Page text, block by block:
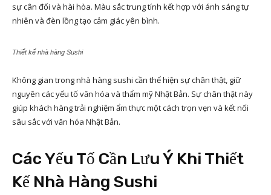
sự cân đối và hài hòa. Màu sắc trung tính kết hợp với ánh sáng tự
nhiên và đèn lồng tạo cảm giác yên bình.
Thiết kế nhà hàng Sushi
Không gian trong nhà hàng sushi cần thể hiện sự chân thật, giữ
nguyên các yếu tố văn hóa và thẩm mỹ Nhật Bản. Sự chân thật này
giúp khách hàng trải nghiệm ẩm thực một cách trọn vẹn và kết nối
sâu sắc với văn hóa Nhật Bản.
Các Yếu Tố Cần Lưu Ý Khi Thiết
Kế Nhà Hàng Sushi